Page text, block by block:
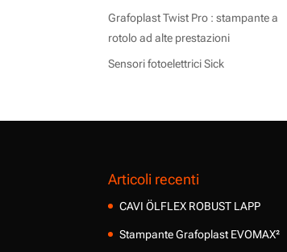
Grafoplast Twist Pro : stampante a
rotolo ad alte prestazioni
Sensori fotoelettrici Sick
Articoli recenti
CAVI ÖLFLEX ROBUST LAPP
Stampante Grafoplast EVOMAX²